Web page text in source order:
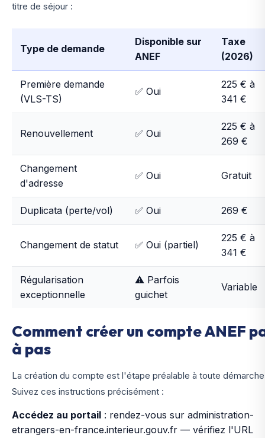
titre de séjour :
Type de demande
Disponible sur
ANEF
Taxe
(2026)
Première demande
(VLS-TS)
✅ Oui
225 € à
341 €
Renouvellement ✅ Oui
225 € à
269 €
Changement
d'adresse
✅ Oui Gratuit
Duplicata (perte/vol) ✅ Oui 269 €
Changement de statut ✅ Oui (partiel)
225 € à
341 €
Régularisation
exceptionnelle
⚠️ Parfois
guichet
Variable
Comment créer un compte ANEF
à pas
La création du compte est l'étape préalable à toute
Suivez ces instructions précisément :
Accédez au portail : rendez-vous sur administration-
etrangers-en-france.interieur.gouv.fr — vérifiez l'URL